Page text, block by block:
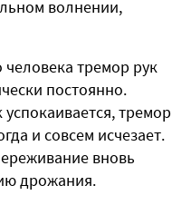
волнении,
тремор рук
постоянно.
тремор
и совсем исчезает.
вновь
дрожания.